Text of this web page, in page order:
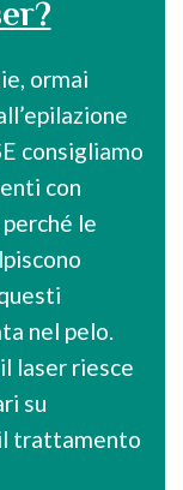
ormai
consigliamo
con
perché le
nel pelo.
laser riesce
su
trattamento